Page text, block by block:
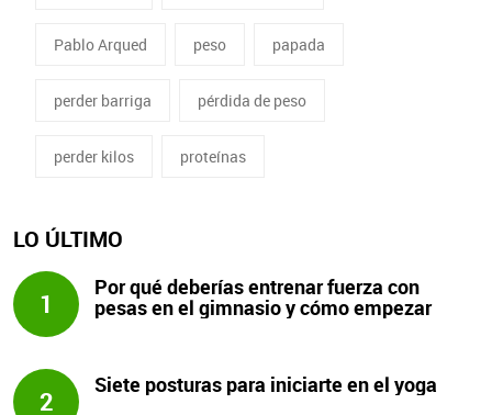
Pablo Arqued peso papada
perder barriga pérdida de peso
perder kilos proteínas
LO ÚLTIMO
1
Por qué deberías entrenar fuerza con
pesas en el gimnasio y cómo empezar
2
Siete posturas para iniciarte en el yoga